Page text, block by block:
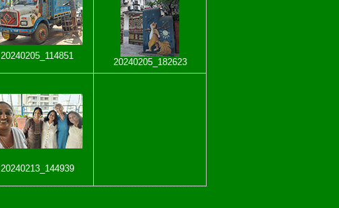
20240205_114851
20240205_182623
20240213_144939